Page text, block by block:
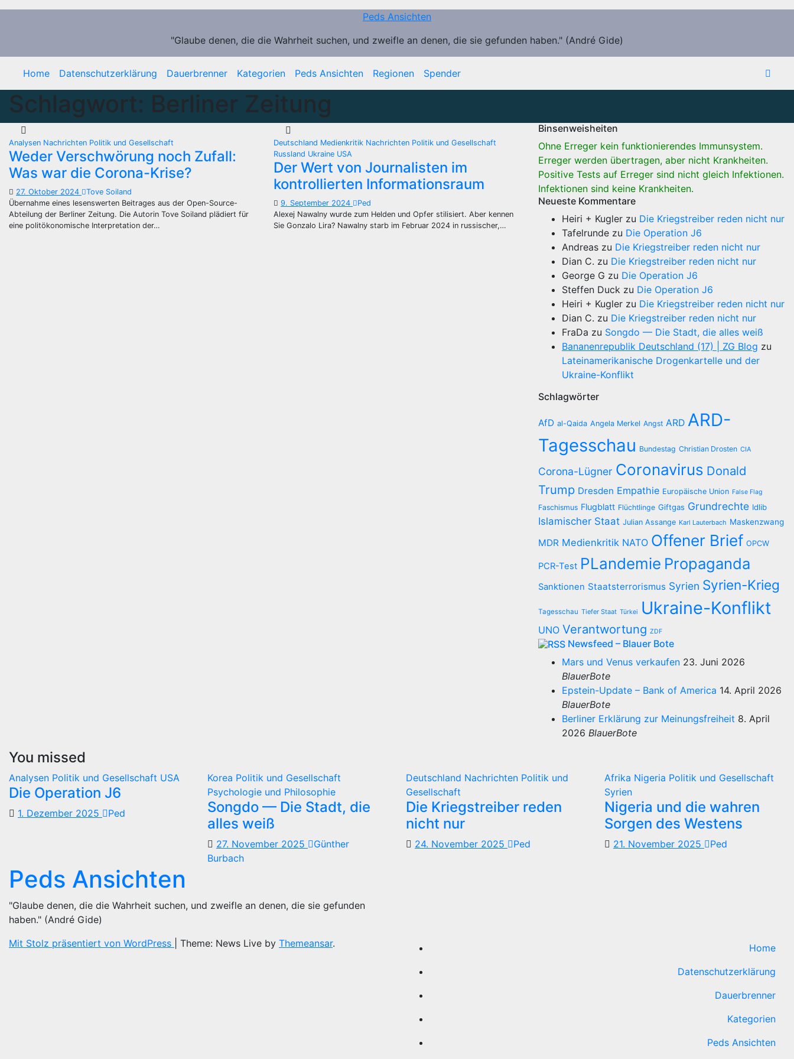
Zum
Peds Ansichten
"Glaube denen, die die Wahrheit suchen, und zweifle an denen, die sie gefunden haben." (André Gide)
Home Datenschutzerklärung Dauerbrenner Kategorien Peds Ansichten Regionen Spender
Schlagwort: Berliner Zeitung
Analysen Nachrichten Politik und Gesellschaft
Weder Verschwörung noch Zufall:
Was war die Corona-Krise?
27. Oktober 2024
Tove Soiland
Übernahme eines lesenswerten Beitrages aus der Open-Source-
Abteilung der Berliner Zeitung. Die Autorin Tove Soiland plädiert für
eine politökonomische Interpretation der…
Deutschland Medienkritik Nachrichten Politik und Gesellschaft
Russland Ukraine USA
Der Wert von Journalisten im
kontrollierten Informationsraum
9. September 2024
Ped
Alexej Nawalny wurde zum Helden und Opfer stilisiert. Aber kennen
Sie Gonzalo Lira? Nawalny starb im Februar 2024 in russischer,…
Binsenweisheiten
Ohne Erreger kein funktionierendes Immunsystem.
Erreger werden übertragen, aber nicht Krankheiten.
Positive Tests auf Erreger sind nicht gleich Infektionen.
Infektionen sind keine Krankheiten.
Neueste Kommentare
Heiri + Kugler zu Die Kriegstreiber reden nicht nur
Tafelrunde zu Die Operation J6
Andreas zu Die Kriegstreiber reden nicht nur
Dian C. zu Die Kriegstreiber reden nicht nur
George G zu Die Operation J6
Steffen Duck zu Die Operation J6
Heiri + Kugler zu Die Kriegstreiber reden nicht nur
Dian C. zu Die Kriegstreiber reden nicht nur
FraDa zu Songdo — Die Stadt, die alles weiß
Bananenrepublik Deutschland (17) | ZG Blog zu
Lateinamerikanische Drogenkartelle und der
Ukraine-Konflikt
Schlagwörter
AfD al-Qaida Angela Merkel Angst ARD ARD-
Tagesschau Bundestag Christian Drosten CIA
Corona-Lügner Coronavirus Donald
Trump Dresden Empathie Europäische Union False Flag
Faschismus Flugblatt Flüchtlinge Giftgas Grundrechte Idlib
Islamischer Staat Julian Assange Karl Lauterbach Maskenzwang
MDR Medienkritik NATO Offener Brief OPCW
PCR-Test PLandemie Propaganda
Sanktionen Staatsterrorismus Syrien Syrien-Krieg
Tagesschau Tiefer Staat Türkei Ukraine-Konflikt
UNO Verantwortung ZDF
Newsfeed – Blauer Bote
Mars und Venus verkaufen 23. Juni 2026
BlauerBote
Epstein-Update – Bank of America 14. April 2026
BlauerBote
Berliner Erklärung zur Meinungsfreiheit 8. April
2026 BlauerBote
You missed
Analysen Politik und Gesellschaft USA
Die Operation J6
1. Dezember 2025 Ped
Korea Politik und Gesellschaft
Psychologie und Philosophie
Songdo — Die Stadt, die
alles weiß
27. November 2025
Günther
Burbach
Deutschland Nachrichten Politik und
Gesellschaft
Die Kriegstreiber reden
nicht nur
24. November 2025 Ped
Afrika Nigeria Politik und Gesellschaft
Syrien
Nigeria und die wahren
Sorgen des Westens
21. November 2025 Ped
Peds Ansichten
"Glaube denen, die die Wahrheit suchen, und zweifle an denen, die sie gefunden
haben." (André Gide)
Mit Stolz präsentiert von WordPress
Theme: News Live by Themeansar.
Home
Datenschutzerklärung
Dauerbrenner
Kategorien
Peds Ansichten